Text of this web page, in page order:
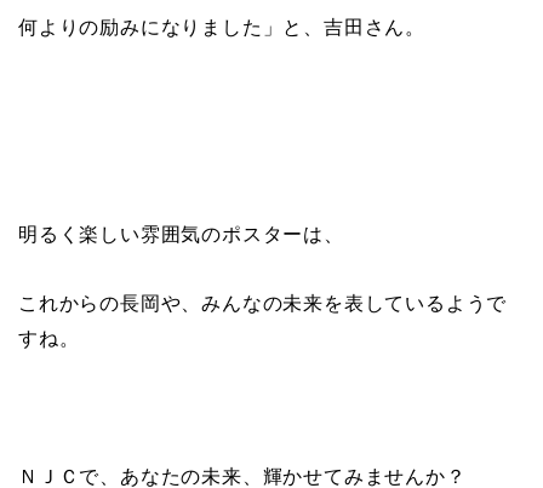
何よりの励みになりました」と、吉田さん。
明るく楽しい雰囲気のポスターは、
これからの長岡や、みんなの未来を表しているようで
すね。
ＮＪＣで、あなたの未来、輝かせてみませんか？